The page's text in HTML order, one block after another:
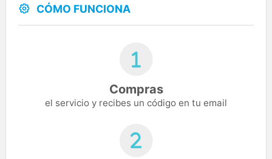
CÓMO FUNCIONA
Compras
el servicio y recibes un código en tu email